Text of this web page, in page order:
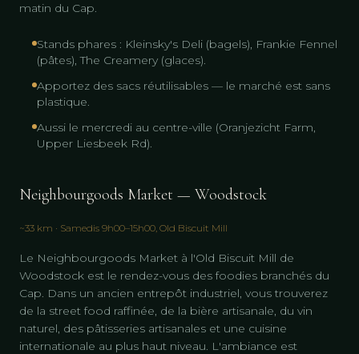
matin du Cap.
Stands phares : Kleinsky's Deli (bagels), Frankie Fennel
(pâtes), The Creamery (glaces).
Apportez des sacs réutilisables — le marché est sans
plastique.
Aussi le mercredi au centre-ville (Oranjezicht Farm,
Upper Liesbeek Rd).
Neighbourgoods Market — Woodstock
~33 km · Samedis 9h00–15h00, Old Biscuit Mill
Le Neighbourgoods Market à l'Old Biscuit Mill de
Woodstock est le rendez-vous des foodies branchés du
Cap. Dans un ancien entrepôt industriel, vous trouverez
de la street food raffinée, de la bière artisanale, du vin
naturel, des pâtisseries artisanales et une cuisine
internationale au plus haut niveau. L'ambiance est